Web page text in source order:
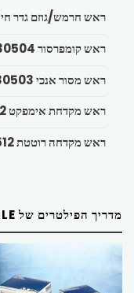
ראש חרמש/גוזם גדר חי 430506
ראש קומפרסור 430504
ראש מסור אנכי 430503
ראש מקדחת אימפקט 430502
ראש מקדחה רוטטת 430512
מדריך הפילטרים של MAHLE